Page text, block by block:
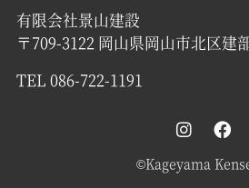
有限会社景山建設
〒709-3122 岡山県岡山市北区建
TEL 086-722-1191
©Kageyama